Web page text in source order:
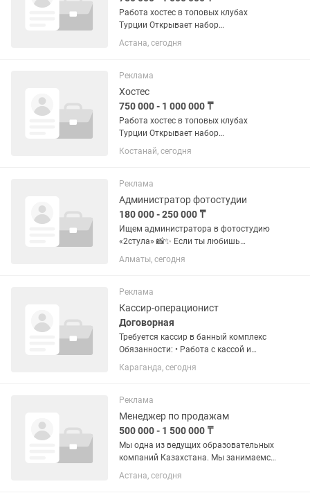
Работа хостес в топовых клубах
Турции Открывает набор
коммуникабельных и ярких девушек
для работы в Турции. Мы гарантируем
поддержку на протяжении всего
контракта. Что мы...
Астана, сегодня
Реклама
Хостес
750 000 - 1 000 000 ₸
Работа хостес в топовых клубах
Турции Открывает набор
коммуникабельных и ярких девушек
для работы в Турции. Мы гарантируем
поддержку на протяжении всего
контракта. Что мы...
Костанай, сегодня
Реклама
Администратор фотостудии
180 000 - 250 000 ₸
Ищем администратора в фотостудию
«2стула» 📸✨ Если ты любишь
красивое пространство, общение с
людьми и хочешь работать в
Что нужно делать: — Встречать
клиентов и...
Алматы, сегодня
Реклама
Кассир-операционист
Договорная
Требуется кассир в банный комплекс
Обязанности: • Работа с кассой и
оплатами • Встреча гостей •
Консультация по услугам • Продажа
Караганда, сегодня
Реклама
Менеджер по продажам
500 000 - 1 500 000 ₸
Мы одна из ведущих образовательных
компаний Казахстана. Мы занимаемся
подготовкой детей к НИШ, РФМШ, КТЛ,
а также к ЕНТ, помогая ученикам
Астана, сегодня